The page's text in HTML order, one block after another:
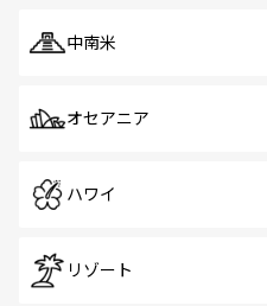
中南米
オセアニア
ハワイ
リゾート